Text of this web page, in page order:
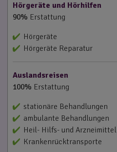
Hörgeräte und Hörhilfen
90% Erstattung
Hörgeräte
Hörgeräte Reparatur
Auslandsreisen
100% Erstattung
stationäre Behandlungen
ambulante Behandlungen
Heil- Hilfs- und Arzneimittel
Krankenrücktransporte